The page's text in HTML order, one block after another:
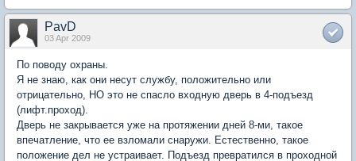
PavD
03 Apr 2009
По поводу охраны.
Я не знаю, как они несут службу, положительно или
отрицательно, НО это не спасло входную дверь в 4-подъезд
(лифт.проход).
Дверь не закрывается уже на протяжении дней 8-ми, такое
впечатление, что ее взломали снаружи. Естественно, такое
положение дел не устраивает. Подъезд превратился в проходной